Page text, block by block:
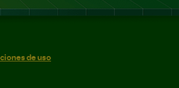
de uso